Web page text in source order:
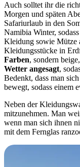
Auch solltet ihr die
Morgen und späten
Safariurlaub in den
Namibia Winter, sodass
Kleidung sowie Mütze
Kleidungsstücke in
Farben, sondern
Wetter angesagt,
Bedenkt, dass man
bewegt, sodass einem
Neben der
mitzunehmen. Man
wenn man sich ihnen
mit dem Fernglas